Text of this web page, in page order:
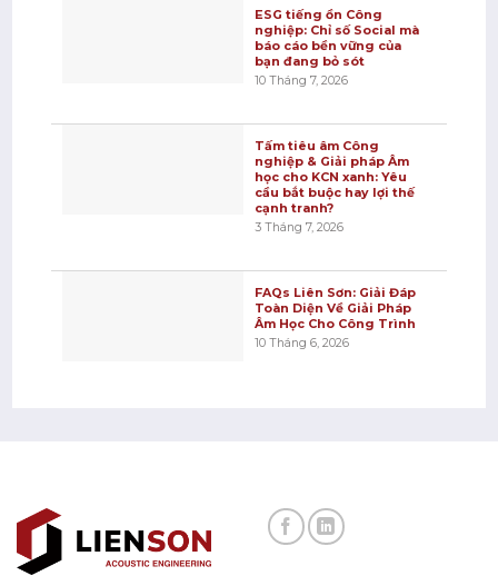
ESG tiếng ồn Công
nghiệp: Chỉ số Social mà
báo cáo bền vững của
bạn đang bỏ sót
10 Tháng 7, 2026
Tấm tiêu âm Công
nghiệp & Giải pháp Âm
học cho KCN xanh: Yêu
cầu bắt buộc hay lợi thế
cạnh tranh?
3 Tháng 7, 2026
FAQs Liên Sơn: Giải Đáp
Toàn Diện Về Giải Pháp
Âm Học Cho Công Trình
10 Tháng 6, 2026